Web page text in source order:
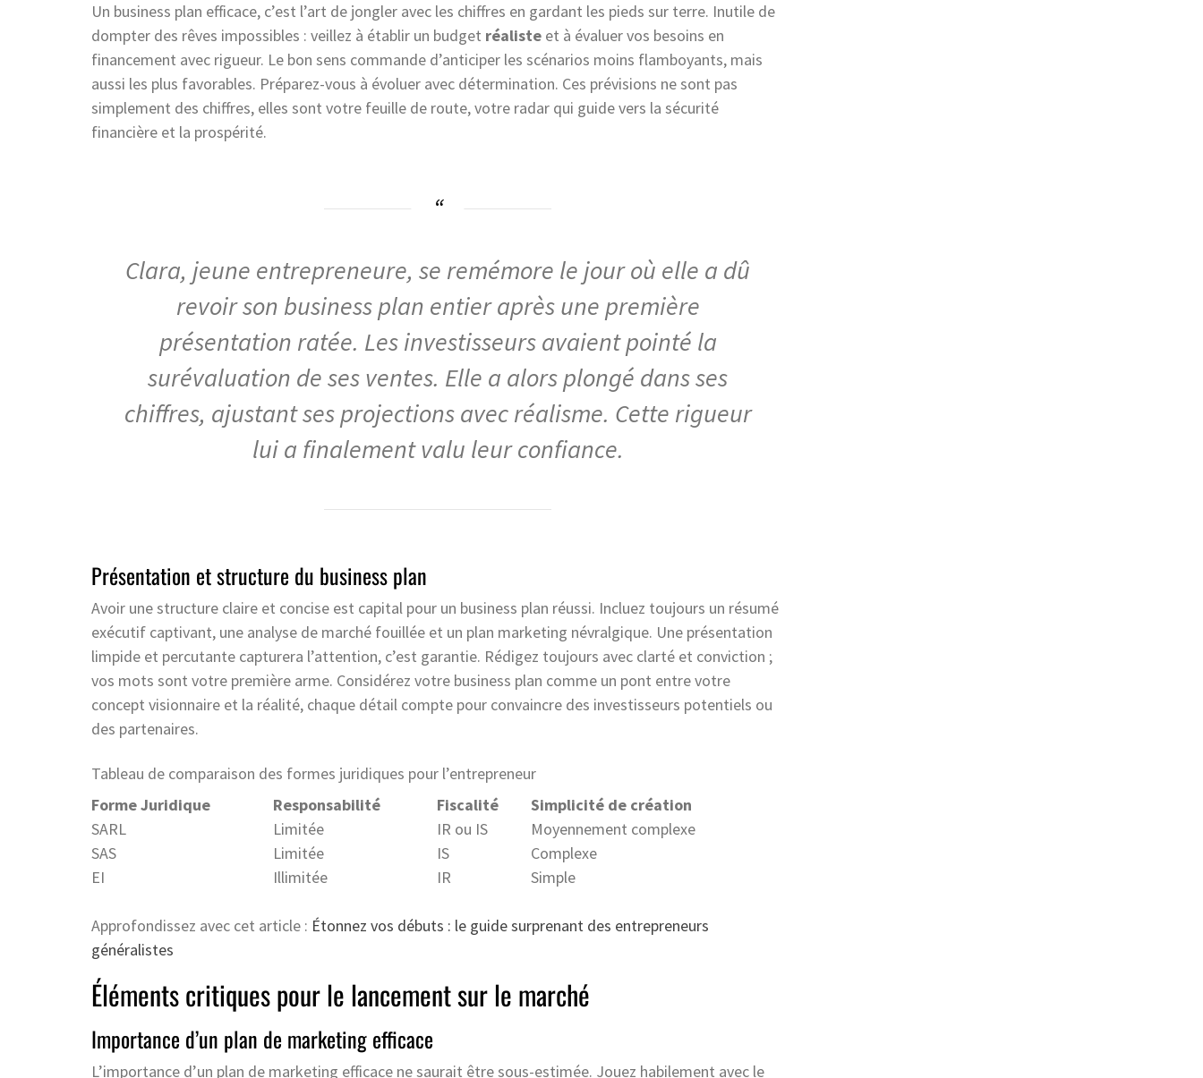
Un business plan efficace, c’est l’art de jongler avec les chiffres en gardant les pieds sur terre. Inutile de
dompter des rêves impossibles : veillez à établir un budget réaliste et à évaluer vos besoins en
financement avec rigueur. Le bon sens commande d’anticiper les scénarios moins flamboyants, mais
aussi les plus favorables. Préparez-vous à évoluer avec détermination. Ces prévisions ne sont pas
simplement des chiffres, elles sont votre feuille de route, votre radar qui guide vers la sécurité
financière et la prospérité.
Clara, jeune entrepreneure, se remémore le jour où elle a dû
revoir son business plan entier après une première
présentation ratée. Les investisseurs avaient pointé la
surévaluation de ses ventes. Elle a alors plongé dans ses
chiffres, ajustant ses projections avec réalisme. Cette rigueur
lui a finalement valu leur confiance.
Présentation et structure du business plan
Avoir une structure claire et concise est capital pour un business plan réussi. Incluez toujours un résumé
exécutif captivant, une analyse de marché fouillée et un plan marketing névralgique. Une présentation
limpide et percutante capturera l’attention, c’est garantie. Rédigez toujours avec clarté et conviction ;
vos mots sont votre première arme. Considérez votre business plan comme un pont entre votre
concept visionnaire et la réalité, chaque détail compte pour convaincre des investisseurs potentiels ou
des partenaires.
Tableau de comparaison des formes juridiques pour l’entrepreneur
Forme Juridique
Responsabilité Fiscalité
Simplicité de création
SARL
Limitée IR ou IS
Moyennement complexe
SAS
Limitée IS
Complexe
EI
Illimitée IR Simple
Approfondissez avec cet article : Étonnez vos débuts : le guide surprenant des entrepreneurs
généralistes
Éléments critiques pour le lancement sur le marché
Importance d’un plan de marketing efficace
L’importance d’un plan de marketing efficace ne saurait être sous-estimée. Jouez habilement avec le